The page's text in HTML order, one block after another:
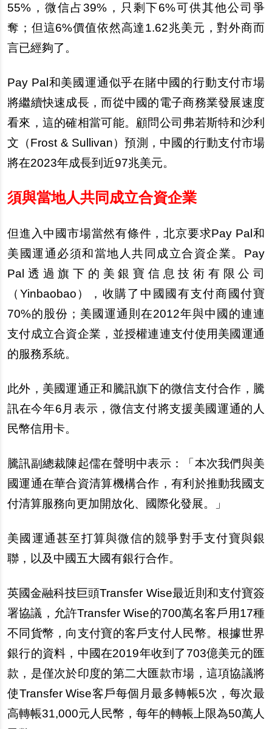
55%，微信占39%，只剩下6%可供其他公司爭
奪；但這6%價值依然高達1.62兆美元，對外商而
言已經夠了。
Pay Pal和美國運通似乎在賭中國的行動支付市場
將繼續快速成長，而從中國的電子商務業發展速度
看來，這的確相當可能。顧問公司弗若斯特和沙利
文（Frost & Sullivan）預測，中國的行動支付市場
將在2023年成長到近97兆美元。
須與當地人共同成立合資企業
但進入中國市場當然有條件，北京要求Pay Pal和
美國運通必須和當地人共同成立合資企業。Pay
Pal透過旗下的美銀寶信息技術有限公司
（Yinbaobao），收購了中國國有支付商國付寶
70%的股份 ；美國運通則在2012年與中國的連連
支付成立合資企業，並授權連連支付使用美國運通
的服務系統。
此外，美國運通正和騰訊旗下的微信支付合作，騰
訊在今年6月表示，微信支付將支援美國運通的人
民幣信用卡。
騰訊副總裁陳起儒在聲明中表示：「本次我們與美
國運通在華合資清算機構合作，有利於推動我國支
付清算服務向更加開放化、國際化發展。」
美國運通甚至打算與微信的競爭對手支付寶與銀
聯，以及中國五大國有銀行合作。
英國金融科技巨頭Transfer Wise最近則和支付寶簽
署協議，允許Transfer Wise的700萬名客戶用17種
不同貨幣，向支付寶的客戶支付人民幣。根據世界
銀行的資料，中國在2019年收到了703億美元的匯
款，是僅次於印度的第二大匯款市場，這項協議將
使Transfer Wise客戶每個月最多轉帳5次， 每次最
高轉帳31,000元人民幣， 每年的轉帳上限為50萬人